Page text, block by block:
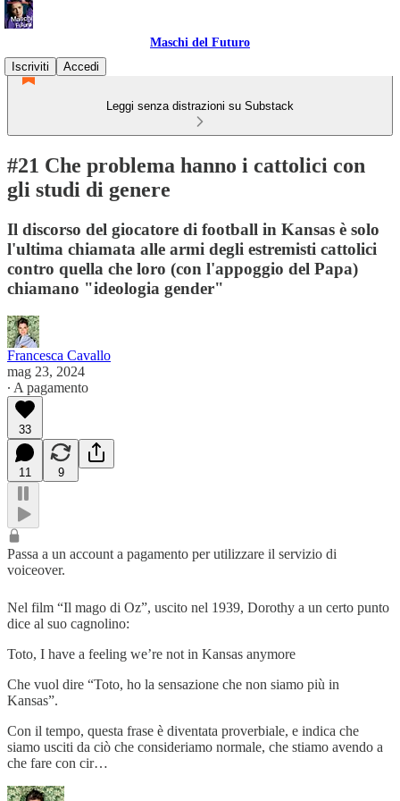
Maschi del Futuro
Iscriviti
Accedi
Leggi senza distrazioni su Substack
#21 Che problema hanno i cattolici con
gli studi di genere
Il discorso del giocatore di football in Kansas è solo
l'ultima chiamata alle armi degli estremisti cattolici
contro quella che loro (con l'appoggio del Papa)
chiamano "ideologia gender"
Francesca Cavallo
mag 23, 2024
∙ A pagamento
33
11 9
Passa a un account a pagamento per utilizzare il servizio di
voiceover.
Nel film “Il mago di Oz”, uscito nel 1939, Dorothy a un certo punto
dice al suo cagnolino:
Toto, I have a feeling we’re not in Kansas anymore
Che vuol dire “Toto, ho la sensazione che non siamo più in
Kansas”.
Con il tempo, questa frase è diventata proverbiale, e indica che
siamo usciti da ciò che consideriamo normale, che stiamo avendo a
che fare con cir…